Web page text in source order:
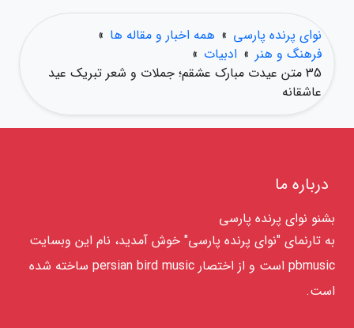
نوای پرنده پارسی » همه اخبار و مقاله ها »
فرهنگ و هنر » ادبیات »
35 متن عیدت مبارک عشقم؛ جملات و شعر تبریک عید
عاشقانه
درباره ما
بشنو نوای پرنده پارسی
به تارنمای "نوای پرنده پارسی" خوش آمدید، نام این وبسایت
pbmusic است و از اختصار persian bird music ساخته شده
است.